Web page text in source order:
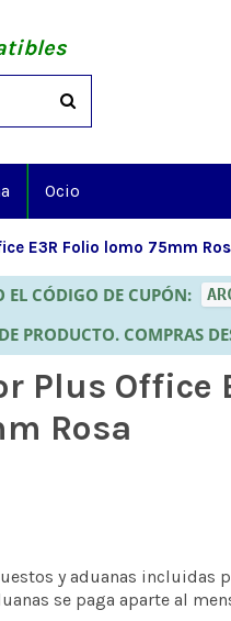
Ocio
E3R Folio lomo 75mm
EL CÓDIGO DE CUPÓN:
PRODUCTO. COMPRAS
Plus Office
Rosa
y aduanas incluidas
se paga aparte al